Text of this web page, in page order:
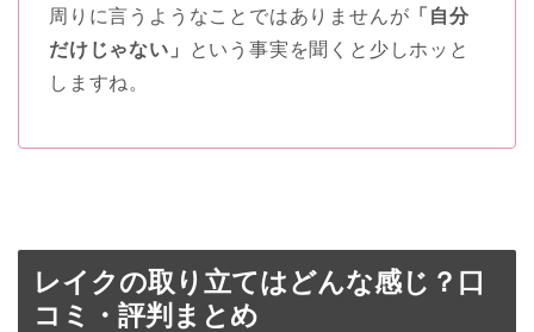
周りに言うようなことではありませんが 「自分
だけじゃない」
という事実を聞くと少しホッと
しますね。
レイクの取り立てはどんな感じ？口
コミ・評判まとめ